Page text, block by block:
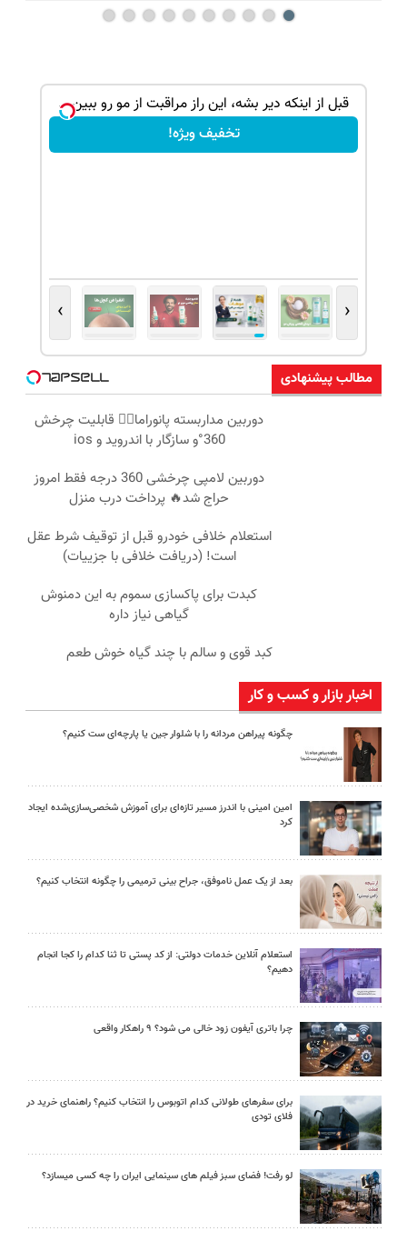
قبل از اینکه دیر بشه، این راز مراقبت از مو رو ببین...
تخفیف ویژه!
‹
›
مطالب پیشنهادی
دوربین مداربسته پانوراما👈🏻 قابلیت چرخش
360°و سازگار با اندروید و ios
دوربین لامپی چرخشی 360 درجه فقط امروز
حراج شد🔥 پرداخت درب منزل
استعلام خلافی خودرو قبل از توقیف شرط عقل
است! (دریافت خلافی با جزییات)
کبدت برای پاکسازی سموم به این دمنوش
گیاهی نیاز داره
کبد قوی و سالم با چند گیاه خوش طعم
اخبار بازار و کسب و کار
چگونه پیراهن مردانه را با شلوار جین یا پارچه‌ای ست کنیم؟
امین امینی با اندرز مسیر تازه‌ای برای آموزش شخصی‌سازی‌شده ایجاد
کرد
بعد از یک عمل ناموفق، جراح بینی ترمیمی را چگونه انتخاب کنیم؟
استعلام آنلاین خدمات دولتی: از کد پستی تا ثنا کدام را کجا انجام
دهیم؟
چرا باتری آیفون زود خالی می شود؟ ۹ راهکار واقعی
برای سفرهای طولانی کدام اتوبوس را انتخاب کنیم؟ راهنمای خرید در
فلای تودی
لو رفت! فضای سبز فیلم های سینمایی ایران را چه کسی میسازد؟